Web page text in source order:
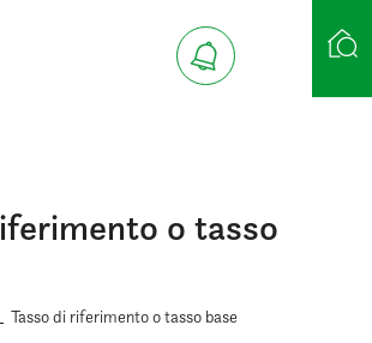
o tasso
Tasso di riferimento o tasso base